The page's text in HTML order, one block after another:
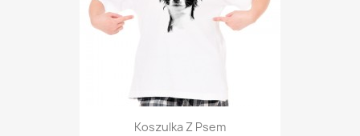
Koszulka Z Psem